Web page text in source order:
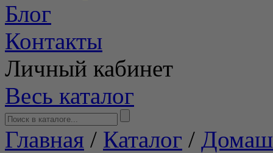
Блог
Контакты
Личный кабинет
Весь каталог
Главная / Каталог /